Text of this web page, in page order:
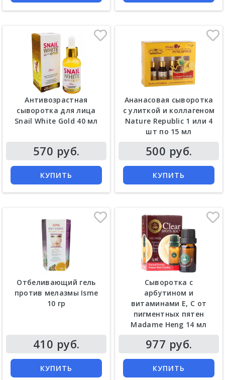
Антивозрастная
сыворотка для лица
Snail White Gold 40 мл
570 руб.
КУПИТЬ
Ананасовая сыворотка
с улиткой и коллагеном
Nature Republic 1 или 4
шт по 15 мл
500 руб.
КУПИТЬ
Отбеливающий гель
против мелазмы Isme
10 гр
410 руб.
КУПИТЬ
Сыворотка с
арбутином и
витаминами Е, С от
пигментных пятен
Madame Heng 14 мл
977 руб.
КУПИТЬ